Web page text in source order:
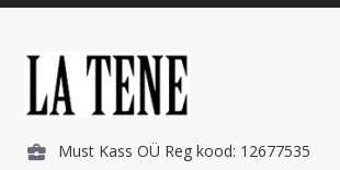
Must Kass OÜ Reg kood: 12677535